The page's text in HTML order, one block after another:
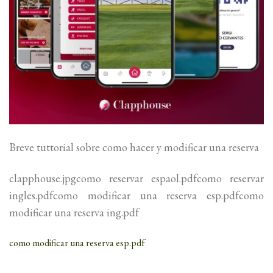
Breve tuttorial sobre como hacer y modificar una reserva
clapphouse.jpgcomo reservar espaol.pdfcomo reservar
ingles.pdfcomo modificar una reserva esp.pdfcomo
modificar una reserva ing.pdf
como modificar una reserva esp.pdf